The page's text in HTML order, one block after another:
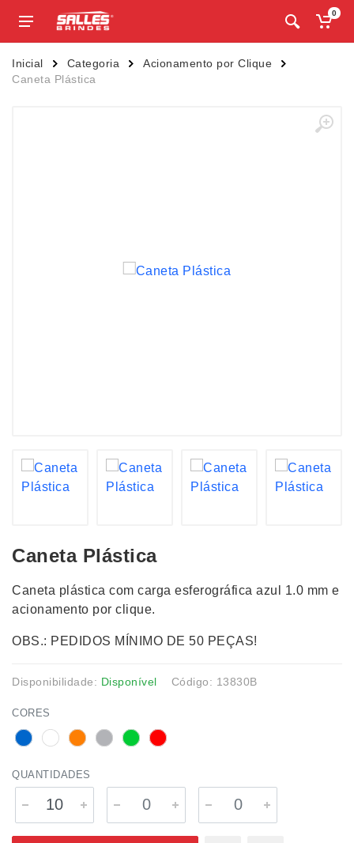
0
Inicial Categoria
Acionamento por Clique
Caneta Plástica
Caneta Plástica
Caneta plástica com carga esferográfica azul 1.0 mm e
acionamento por clique.
OBS.: PEDIDOS MÍNIMO DE 50 PEÇAS!
Disponibilidade: Disponível Código: 13830B
CORES
QUANTIDADES